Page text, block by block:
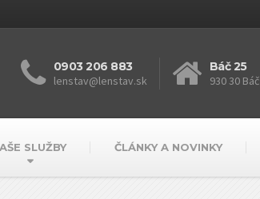
0903 206 883
lenstav@lenstav.sk
Báč 25
930 30 Báč
SLUŽBY ČLÁNKY A NOVINKY